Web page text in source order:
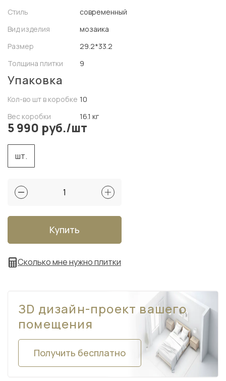
Стиль
современный
Вид изделия
мозаика
Размер
29.2*33.2
Толщина плитки
9
Упаковка
Кол-во шт в коробке 10
Вес коробки
16.1 кг
5 990 руб./шт
шт.
Купить
Сколько мне нужно плитки
ЗD дизайн-проект вашего
помещения
Получить бесплатно